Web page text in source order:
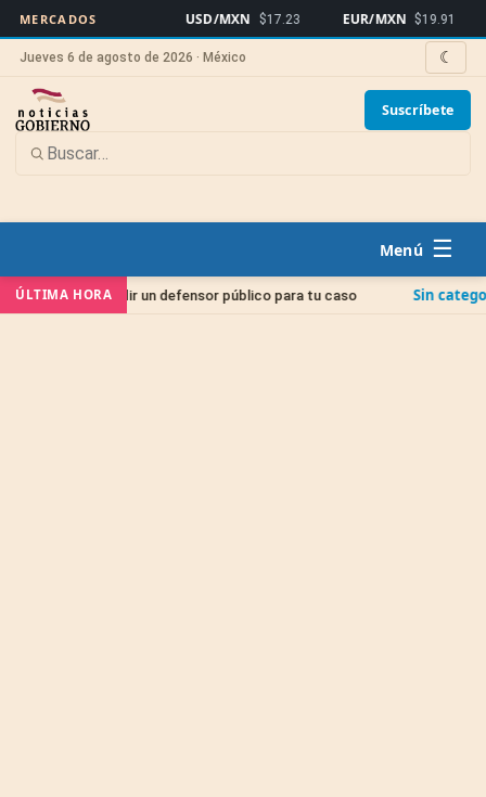
MERCADOS USD/MXN $17.23 EUR/MXN $19.91
Jueves 6 de agosto de 2026 · México ☾
Suscríbete
☰
ÚLTIMA HORA
un defensor público para tu caso Sin categoría Juicio de